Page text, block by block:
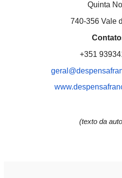
Quinta
740-356 Vale
+351
(texto da